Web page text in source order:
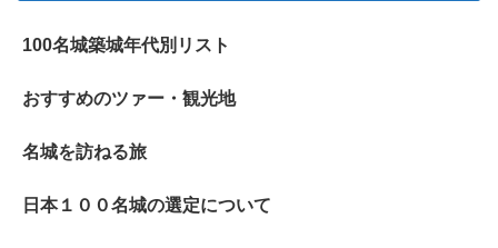
100名城築城年代別リスト
おすすめのツァー・観光地
名城を訪ねる旅
日本１００名城の選定について